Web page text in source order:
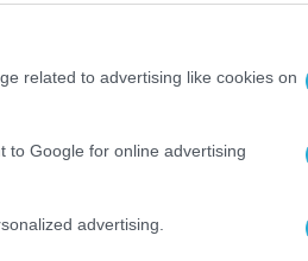
related to advertising like cookies on
to Google for online advertising
advertising.